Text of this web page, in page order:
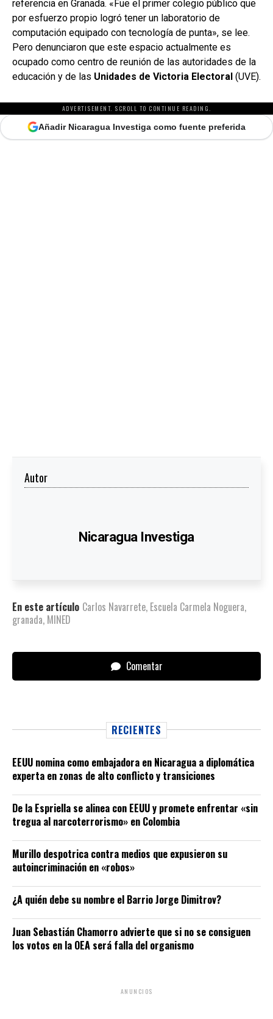
referencia en Granada. «Fue el primer colegio público que
por esfuerzo propio logró tener un laboratorio de
computación equipado con tecnología de punta», se lee.
Pero denunciaron que este espacio actualmente es
ocupado como centro de reunión de las autoridades de la
educación y de las Unidades de Victoria Electoral (UVE).
ADVERTISEMENT. SCROLL TO CONTINUE READING.
Añadir Nicaragua Investiga como fuente preferida
Autor
Nicaragua Investiga
En este artículo Carlos Navarrete, Escuela Carmela Noguera,
granada, MINED
Comentar
RECIENTES
EEUU nomina como embajadora en Nicaragua a diplomática
experta en zonas de alto conflicto y transiciones
De la Espriella se alinea con EEUU y promete enfrentar «sin
tregua al narcoterrorismo» en Colombia
Murillo despotrica contra medios que expusieron su
autoincriminación en «robos»
¿A quién debe su nombre el Barrio Jorge Dimitrov?
Juan Sebastián Chamorro advierte que si no se consiguen
los votos en la OEA será falla del organismo
ANUNCIOS